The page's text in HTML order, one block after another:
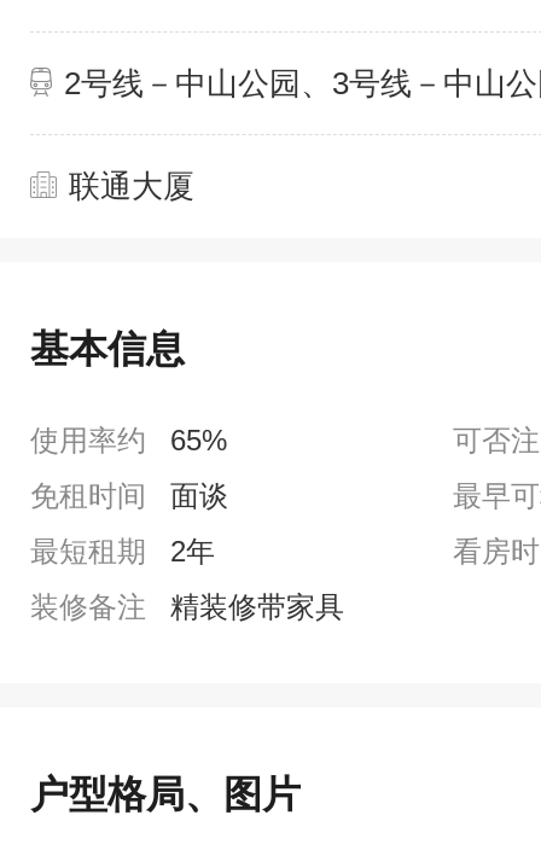
2号线－中山公园、3号线－中山
联通大厦
基本信息
使用率约 65%
可否
免租时间
面谈
最早
最短租期
2年
看房
装修备注
精装修带家具
户型格局、图片